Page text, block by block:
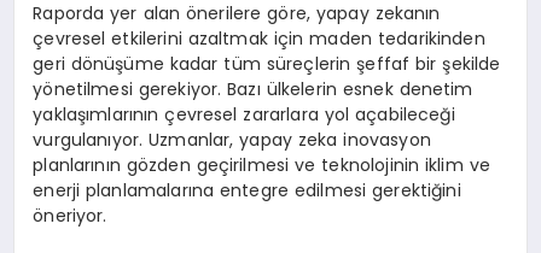
Raporda yer alan önerilere göre, yapay zekanın
çevresel etkilerini azaltmak için maden tedarikinden
geri dönüşüme kadar tüm süreçlerin şeffaf bir şekilde
yönetilmesi gerekiyor. Bazı ülkelerin esnek denetim
yaklaşımlarının çevresel zararlara yol açabileceği
vurgulanıyor. Uzmanlar, yapay zeka inovasyon
planlarının gözden geçirilmesi ve teknolojinin iklim ve
enerji planlamalarına entegre edilmesi gerektiğini
öneriyor.